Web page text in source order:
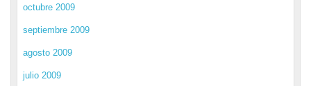
octubre 2009
septiembre 2009
agosto 2009
julio 2009